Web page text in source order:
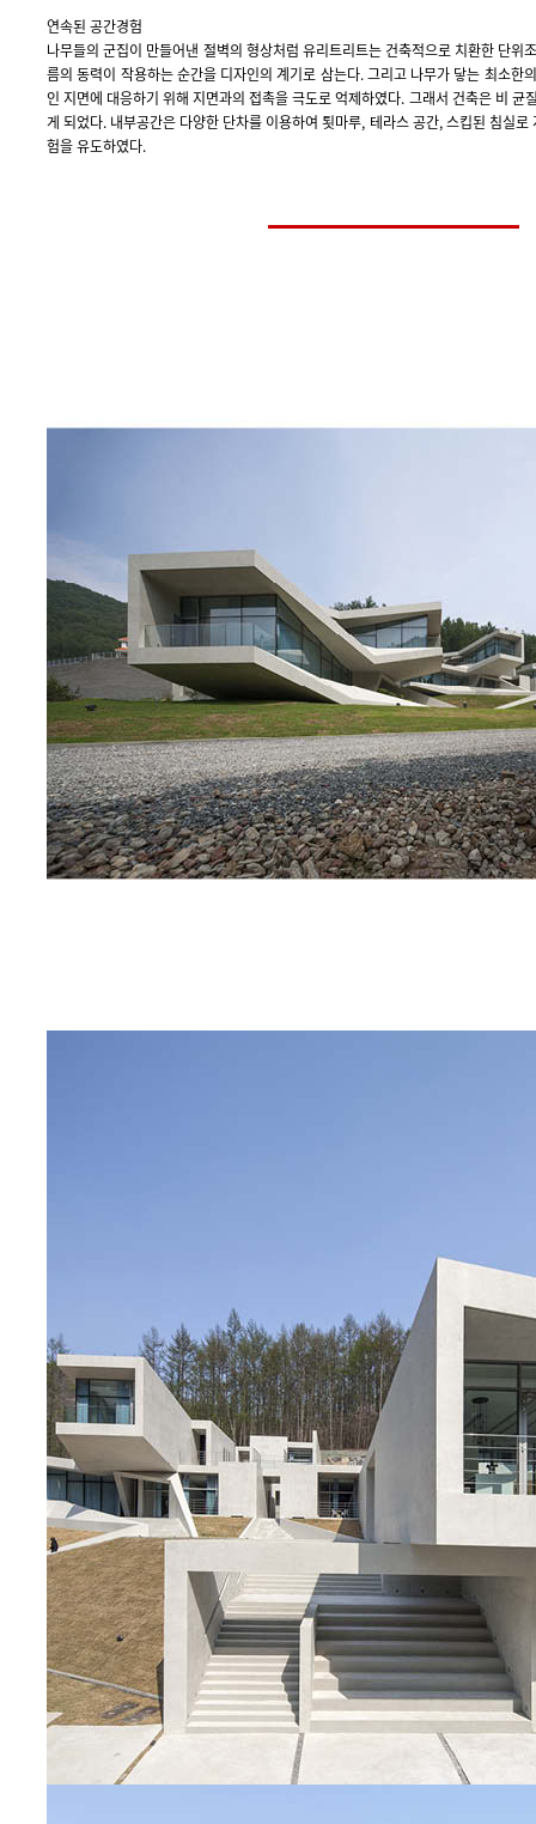
연속된 공간경험
나무들의 군집이 만들어낸 절벽의 형상처럼 유리트리트는 건축적으로 치환한 단위
름의 동력이 작용하는 순간을 디자인의 계기로 삼는다. 그리고 나무가 닿는 최소한
인 지면에 대응하기 위해 지면과의 접촉을 극도로 억제하였다. 그래서 건축은 비 균
게 되었다. 내부공간은 다양한 단차를 이용하여 툇마루, 테라스 공간, 스킵된 침실
험을 유도하였다.